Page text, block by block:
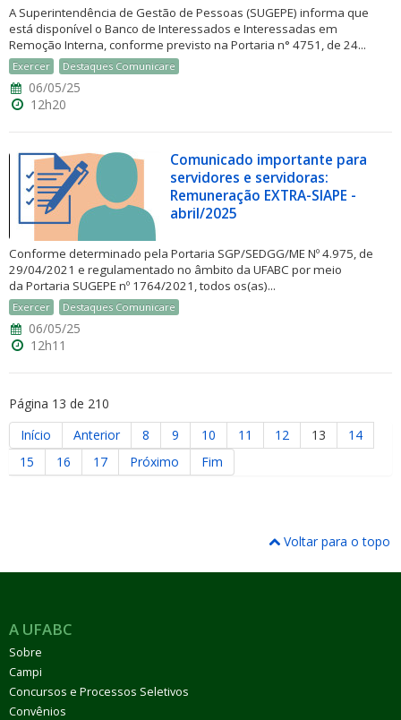
A Superintendência de Gestão de Pessoas (SUGEPE) informa que
está disponível o Banco de Interessados e Interessadas em
Remoção Interna, conforme previsto na Portaria n° 4751, de 24...
Exercer Destaques Comunicare
06/05/25
12h20
Comunicado importante para
servidores e servidoras:
Remuneração EXTRA-SIAPE -
abril/2025
Conforme determinado pela Portaria SGP/SEDGG/ME Nº 4.975, de
29/04/2021 e regulamentado no âmbito da UFABC por meio
da Portaria SUGEPE nº 1764/2021, todos os(as)...
Exercer Destaques Comunicare
06/05/25
12h11
Página 13 de 210
Início
Anterior 8 9 10 11 12 13
14
15
16 17 Próximo Fim
Voltar para o topo
A UFABC
Sobre
Campi
Concursos e Processos Seletivos
Convênios